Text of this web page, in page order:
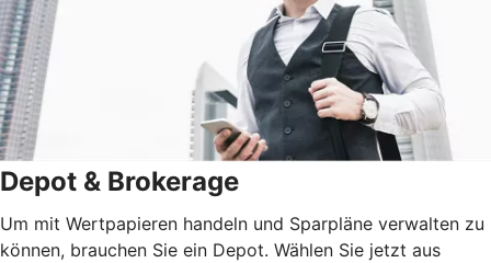
Depot & Brokerage
Um mit Wertpapieren handeln und Sparpläne verwalten zu
können, brauchen Sie ein Depot. Wählen Sie jetzt aus